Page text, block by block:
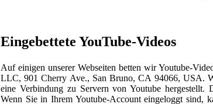
Eingebettete YouTube-Videos
Auf einigen unserer Webseiten betten wir Youtube-
LLC, 901 Cherry Ave., San Bruno, CA 94066, USA.
eine Verbindung zu Servern von Youtube hergestellt.
Wenn Sie in Ihrem Youtube-Account eingeloggt sind,